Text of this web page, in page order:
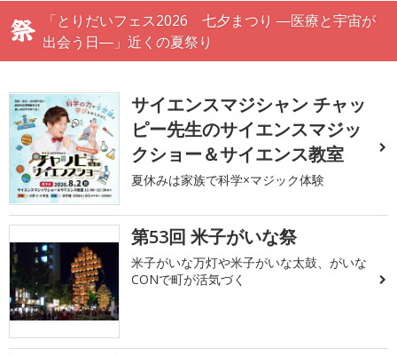
「とりだいフェス2026 七夕まつり ―医療と宇宙が
出会う日―」近くの夏祭り
サイエンスマジシャン チャッ
ピー先生のサイエンスマジッ
クショー＆サイエンス教室
夏休みは家族で科学×マジック体験
第53回 米子がいな祭
米子がいな万灯や米子がいな太鼓、がいな
CONで町が活気づく